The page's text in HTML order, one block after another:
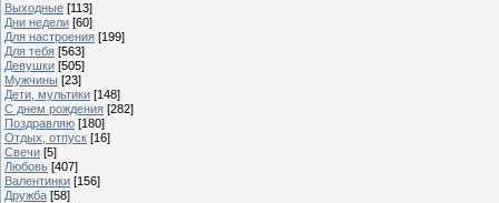
Выходные [113]
Дни недели [60]
Для настроения [199]
Для тебя [563]
Девушки [505]
Мужчины [23]
Дети, мультики [148]
С днем рождения [282]
Поздравляю [180]
Отдых, отпуск [16]
Свечи [5]
Любовь [407]
Валентинки [156]
Дружба [58]